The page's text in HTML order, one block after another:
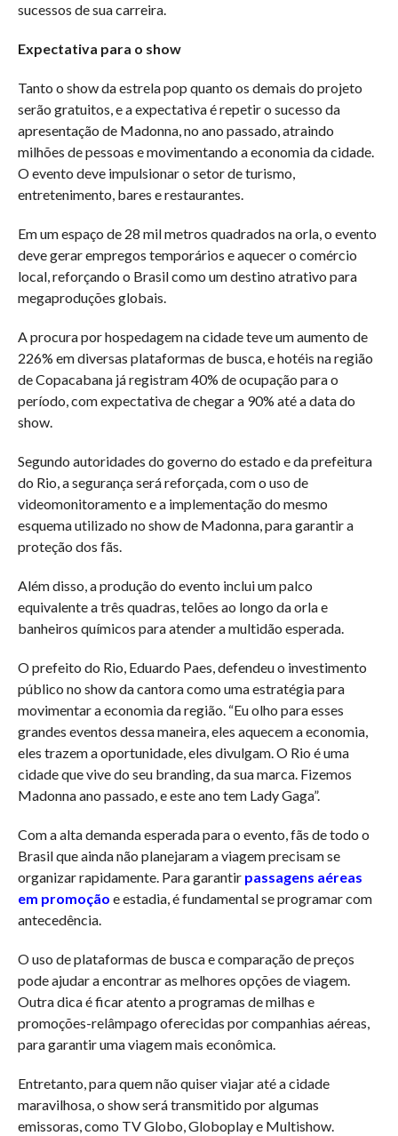
sucessos de sua carreira.
Expectativa para o show
Tanto o show da estrela pop quanto os demais do projeto
serão gratuitos, e a expectativa é repetir o sucesso da
apresentação de Madonna, no ano passado, atraindo
milhões de pessoas e movimentando a economia da cidade.
O evento deve impulsionar o setor de turismo,
entretenimento, bares e restaurantes.
Em um espaço de 28 mil metros quadrados na orla, o evento
deve gerar empregos temporários e aquecer o comércio
local, reforçando o Brasil como um destino atrativo para
megaproduções globais.
A procura por hospedagem na cidade teve um aumento de
226% em diversas plataformas de busca, e hotéis na região
de Copacabana já registram 40% de ocupação para o
período, com expectativa de chegar a 90% até a data do
show.
Segundo autoridades do governo do estado e da prefeitura
do Rio, a segurança será reforçada, com o uso de
videomonitoramento e a implementação do mesmo
esquema utilizado no show de Madonna, para garantir a
proteção dos fãs.
Além disso, a produção do evento inclui um palco
equivalente a três quadras, telões ao longo da orla e
banheiros químicos para atender a multidão esperada.
O prefeito do Rio, Eduardo Paes, defendeu o investimento
público no show da cantora como uma estratégia para
movimentar a economia da região. “Eu olho para esses
grandes eventos dessa maneira, eles aquecem a economia,
eles trazem a oportunidade, eles divulgam. O Rio é uma
cidade que vive do seu branding, da sua marca. Fizemos
Madonna ano passado, e este ano tem Lady Gaga”.
Com a alta demanda esperada para o evento, fãs de todo o
Brasil que ainda não planejaram a viagem precisam se
organizar rapidamente. Para garantir passagens aéreas
em promoção e estadia, é fundamental se programar com
antecedência.
O uso de plataformas de busca e comparação de preços
pode ajudar a encontrar as melhores opções de viagem.
Outra dica é ficar atento a programas de milhas e
promoções-relâmpago oferecidas por companhias aéreas,
para garantir uma viagem mais econômica.
Entretanto, para quem não quiser viajar até a cidade
maravilhosa, o show será transmitido por algumas
emissoras, como TV Globo, Globoplay e Multishow.